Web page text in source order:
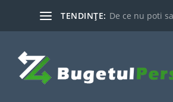
TENDINȚE: De ce nu poti